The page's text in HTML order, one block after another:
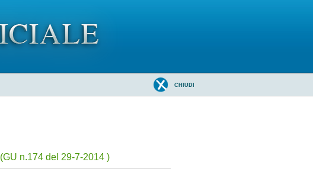
CHIUDI
(GU n.174 del 29-7-2014 )